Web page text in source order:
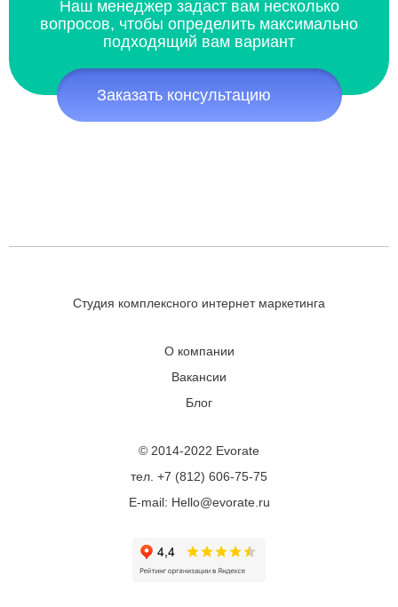
Наш менеджер задаст вам несколько
вопросов, чтобы определить максимально
подходящий вам вариант
Заказать консультацию
Студия комплексного интернет маркетинга
О компании
Вакансии
Блог
© 2014-2022 Evorate
тел. +7 (812) 606-75-75
E-mail: Hello@evorate.ru